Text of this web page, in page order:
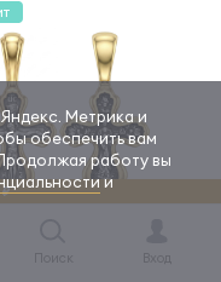
Метрика и
обеспечить вам
работу вы
и